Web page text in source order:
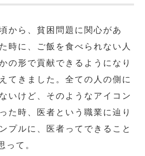
から、貧困問題に関心があ
時に、ご飯を食べられない人
の形で貢献できるようになり
てきました。全ての人の側に
いけど、そのようなアイコン
た時、医者という職業に辿り
プルに、医者ってできること
って。